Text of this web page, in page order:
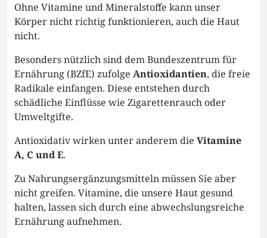
Ohne Vitamine und Mineralstoffe kann unser
Körper nicht richtig funktionieren, auch die Haut
nicht.
Besonders nützlich sind dem Bundeszentrum für
Ernährung (BZfE) zufolge Antioxidantien, die freie
Radikale einfangen. Diese entstehen durch
schädliche Einflüsse wie Zigarettenrauch oder
Umweltgifte.
Antioxidativ wirken unter anderem die Vitamine
A, C und E.
Zu Nahrungsergänzungsmitteln müssen Sie aber
nicht greifen. Vitamine, die unsere Haut gesund
halten, lassen sich durch eine abwechslungsreiche
Ernährung aufnehmen.